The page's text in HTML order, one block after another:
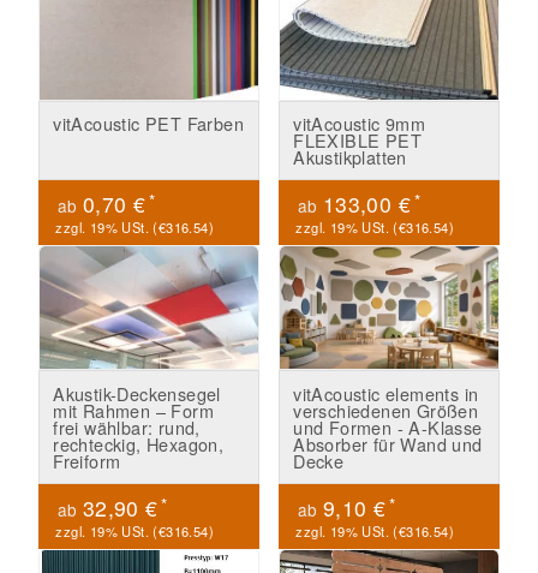
vitAcoustic PET Farben
ab 0,70 €*
zzgl. 19% USt. (€316.54)
vitAcoustic 9mm
FLEXIBLE PET
Akustikplatten
ab 133,00 €*
zzgl. 19% USt. (€316.54)
Akustik-Deckensegel
mit Rahmen – Form
frei wählbar: rund,
rechteckig, Hexagon,
Freiform
ab 32,90 €*
zzgl. 19% USt. (€316.54)
vitAcoustic elements in
verschiedenen Größen
und Formen - A-Klasse
Absorber für Wand und
Decke
ab 9,10 €*
zzgl. 19% USt. (€316.54)